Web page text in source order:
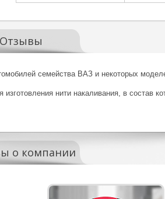
Отзывы
семейства ВАЗ и некоторых
нити накаливания, в состав
о компании